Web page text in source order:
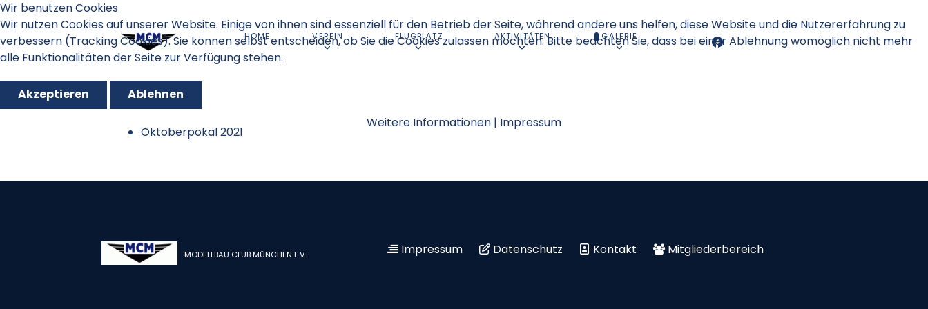
HOME VEREIN FLUGPLATZ AKTIVITÄTEN GALERIE
Oktoberpokal 2021
MODELLBAU CLUB MÜNCHEN E.V. Impressum Datenschutz Kontakt Mitgliederbereich
Wir benutzen Cookies
Wir nutzen Cookies auf unserer Website. Einige von ihnen sind essenziell für den Betrieb der Seite, während andere uns helfen, diese Website und die Nutzererfahrung zu
verbessern (Tracking Cookies). Sie können selbst entscheiden, ob Sie die Cookies zulassen möchten. Bitte beachten Sie, dass bei einer Ablehnung womöglich nicht mehr
alle Funktionalitäten der Seite zur Verfügung stehen.
Akzeptieren
Ablehnen
Weitere Informationen | Impressum